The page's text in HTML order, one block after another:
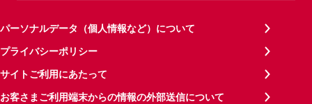
パーソナルデータ（個人情報など）について
プライバシーポリシー
サイトご利用にあたって
お客さまご利用端末からの情報の外部送信について